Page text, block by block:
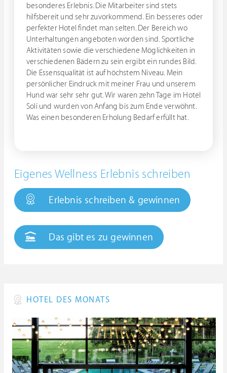
besonderes Erlebnis. Die Mitarbeiter sind stets
hilfsbereit und sehr zuvorkommend. Ein besseres oder
perfekter Hotel findet man selten. Der Bereich wo
Unterhaltungen angeboten worden sind. Sportliche
Aktivitäten sowie die verschiedene Möglichkeiten in
verschiedenen Bädern zu sein ergibt ein rundes Bild.
Die Essensqualität ist auf höchstem Niveau. Mein
persönlicher Eindruck mit meiner Frau und unserem
Hund war sehr sehr gut. Wir waren zehn Tage im Hotel
Soli und wurden von Anfang bis zum Ende verwöhnt.
Was einen besonderen Erholung Bedarf erfüllt hat.
Eigenes Wellness Erlebnis schreiben
Erlebnis schreiben & gewinnen
Das gibt es zu gewinnen
HOTEL DES MONATS